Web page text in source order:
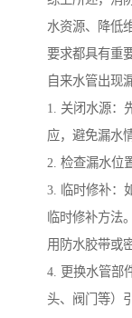
水资源、降低
要求都具有重
自来水管出现
1. 关闭水源：
应，避免漏水
2. 检查漏水位
3. 临时修补：
临时修补方法
用防水胶带或
4. 更换水管部
头、阀门等）